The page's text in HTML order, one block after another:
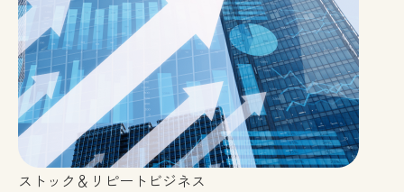
ストック＆リピートビジネス